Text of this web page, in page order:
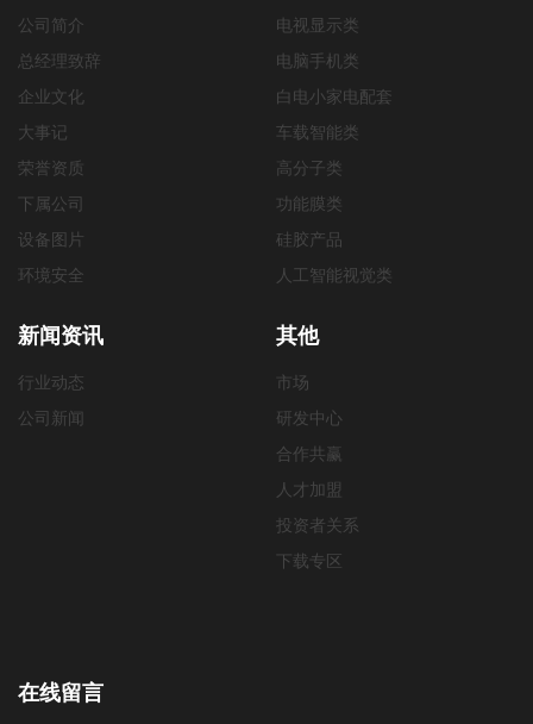
公司简介
总经理致辞
企业文化
大事记
荣誉资质
下属公司
设备图片
环境安全
电视显示类
电脑手机类
白电小家电配套
车载智能类
高分子类
功能膜类
硅胶产品
人工智能视觉类
新闻资讯
行业动态
公司新闻
其他
市场
研发中心
合作共赢
人才加盟
投资者关系
下载专区
在线留言